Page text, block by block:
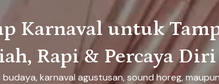
Karnaval untuk
Rapi & Percaya Diri
karnaval agustusan, sound horeg,